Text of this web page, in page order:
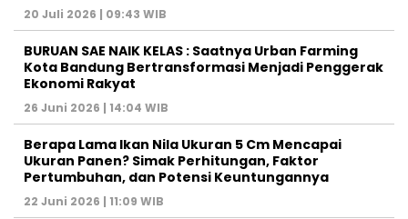
20 Juli 2026 | 09:43 WIB
BURUAN SAE NAIK KELAS : Saatnya Urban Farming
Kota Bandung Bertransformasi Menjadi Penggerak
Ekonomi Rakyat
26 Juni 2026 | 14:04 WIB
Berapa Lama Ikan Nila Ukuran 5 Cm Mencapai
Ukuran Panen? Simak Perhitungan, Faktor
Pertumbuhan, dan Potensi Keuntungannya
22 Juni 2026 | 11:09 WIB